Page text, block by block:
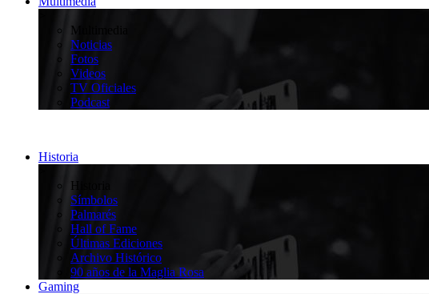
Multimedia
Noticias
Fotos
Videos
TV Oficiales
Podcast
Historia
Historia
Símbolos
Palmarés
Hall of Fame
Últimas Ediciones
Archivo Histórico
90 años de la Maglia Rosa
Gaming